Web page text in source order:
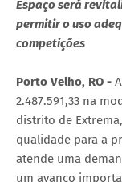
Espaço será
permitir o uso
competições
Porto Velho, RO -
2.487.591,33 na
distrito de
qualidade para a
atende uma
um avanço